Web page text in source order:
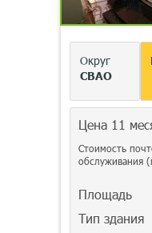
Округ
СВАО
Цена 11
Стоимость
обслуживания
Площадь
Тип здания